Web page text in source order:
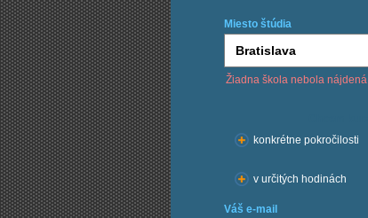
Miesto štúdia
Žiadna škola nebola nájdená
konkrétne pokročilosti
v určitých hodinách
Váš e-mail